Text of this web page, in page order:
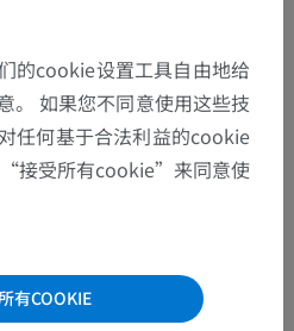
容改进的建议。
检举错误
的cookie设置工具自由地给
。 如果您不同意使用这些技
任何基于合法利益的cookie
“接受所有cookie”来同意使
有COOKIE